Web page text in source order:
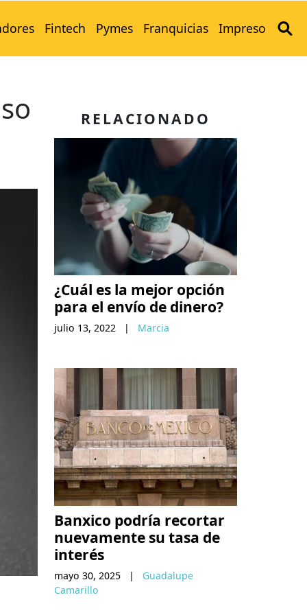
Fintech Pymes Franquicias Impreso
RELACIONADO
¿Cuál es la mejor opción
para el envío de dinero?
julio 13, 2022 | Marcia
Banxico podría recortar
nuevamente su tasa de
interés
mayo 30, 2025 |
Guadalupe
Camarillo